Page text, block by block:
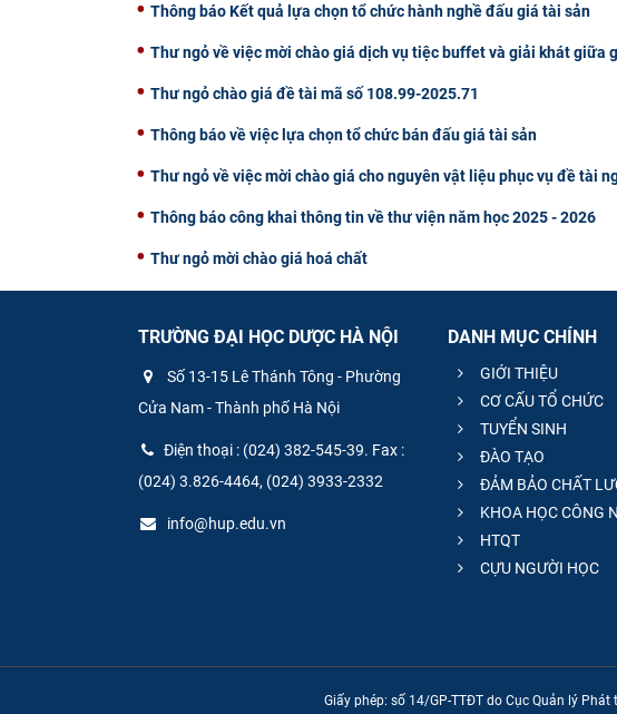
Thông báo Kết quả lựa chọn tổ chức hành nghề đấu giá tài sản
Thư ngỏ về việc mời chào giá dịch vụ tiệc buffet và giải khát giữa
Thư ngỏ chào giá đề tài mã số 108.99-2025.71
Thông báo về việc lựa chọn tổ chức bán đấu giá tài sản
Thư ngỏ về việc mời chào giá cho nguyên vật liệu phục vụ đề tài
Thông báo công khai thông tin về thư viện năm học 2025 - 2026
Thư ngỏ mời chào giá hoá chất
TRƯỜNG ĐẠI HỌC DƯỢC HÀ NỘI
Số 13-15 Lê Thánh Tông - Phường
Cửa Nam - Thành phố Hà Nội
Điện thoại : (024) 382-545-39. Fax :
(024) 3.826-4464, (024) 3933-2332
info@hup.edu.vn
DANH MỤC CHÍNH
GIỚI THIỆU
CƠ CẤU TỔ CHỨC
TUYỂN SINH
ĐÀO TẠO
ĐẢM BẢO CHẤT
KHOA HỌC CÔNG
HTQT
CỰU NGƯỜI HỌC
Giấy phép: số 14/GP-TTĐT do Cục Quản lý